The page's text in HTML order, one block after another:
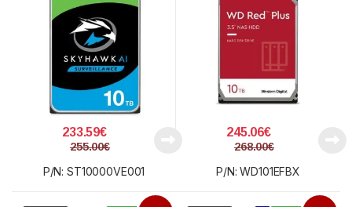
233.59€
255.00€
P/N: ST10000VE001
245.06€
268.00€
P/N: WD101EFBX